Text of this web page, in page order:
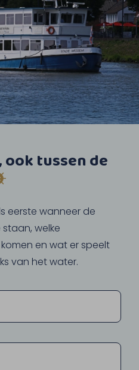
tussen de
eerste wanneer de
welke
en wat er speelt
van het water.